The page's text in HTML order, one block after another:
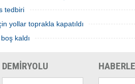
tedbiri
yollar toprakla kapatıldı
kaldı
DEMİRYOLU